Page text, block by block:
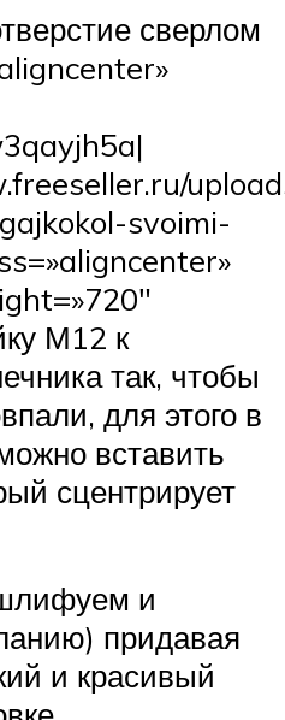
сверлом
svoimi-
М12 к
так, чтобы
для этого в
вставить
сцентрирует
и
придавая
и красивый